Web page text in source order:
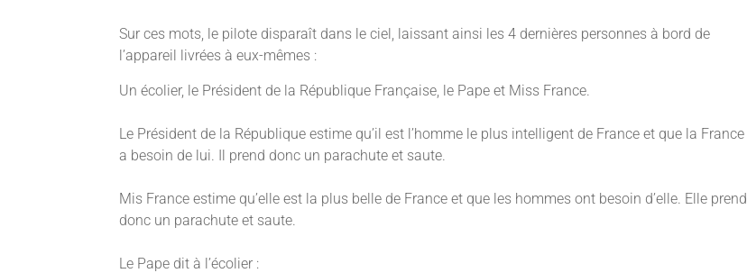
Sur ces mots, le pilote disparaît dans le ciel, laissant ainsi les 4 dernières personnes à bord de
l’appareil livrées à eux-mêmes :
Un écolier, le Président de la République Française, le Pape et Miss France.
Le Président de la République estime qu’il est l’homme le plus intelligent de France et que la France
a besoin de lui. Il prend donc un parachute et saute.
Mis France estime qu’elle est la plus belle de France et que les hommes ont besoin d’elle. Elle prend
donc un parachute et saute.
Le Pape dit à l’écolier :